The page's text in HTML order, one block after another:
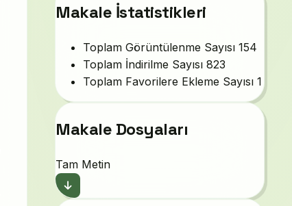
Makale İstatistikleri
Toplam Görüntülenme Sayısı 154
Toplam İndirilme Sayısı 823
Toplam Favorilere Ekleme Sayısı 1
Makale Dosyaları
Tam Metin